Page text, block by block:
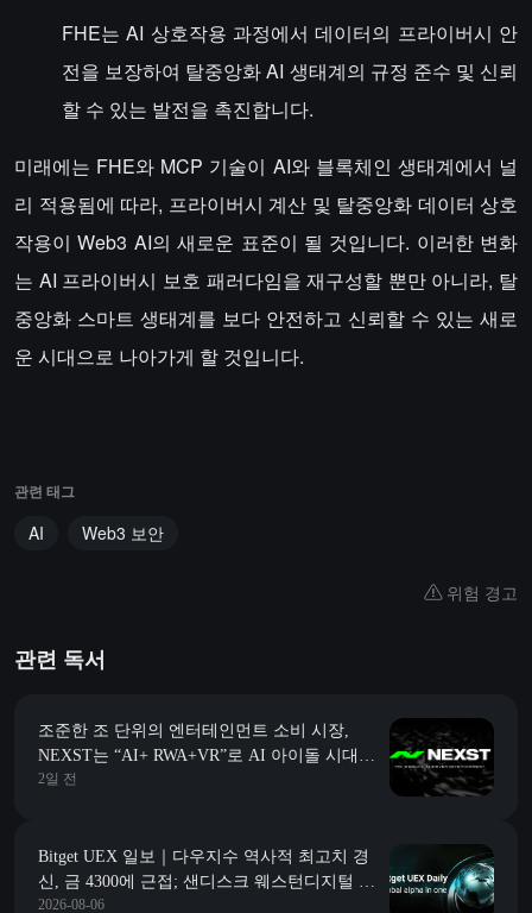
FHE는 AI 상호작용 과정에서 데이터의 프라이버시 안
전을 보장하여 탈중앙화 AI 생태계의 규정 준수 및 신뢰
할 수 있는 발전을 촉진합니다.
미래에는 FHE와 MCP 기술이 AI와 블록체인 생태계에서 널
리 적용됨에 따라, 프라이버시 계산 및 탈중앙화 데이터 상호
작용이 Web3 AI의 새로운 표준이 될 것입니다. 이러한 변화
는 AI 프라이버시 보호 패러다임을 재구성할 뿐만 아니라, 탈
중앙화 스마트 생태계를 보다 안전하고 신뢰할 수 있는 새로
운 시대으로 나아가게 할 것입니다.
관련 태그
AI Web3 보안
위험 경고
관련 독서
조준한 조 단위의 엔터테인먼트 소비 시장,
NEXST는 “AI+ RWA+VR”로 AI 아이돌 시대의
“JYP”를 만들어갑니다
2일 전
Bitget UEX 일보｜다우지수 역사적 최고치 경
신, 금 4300에 근접; 샌디스크 웨스턴디지털 가
이던스 예상에 미치지 못해 급락; 스페이스X 첫
2026-08-06